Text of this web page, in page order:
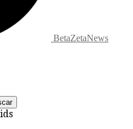
BetaZetaNews